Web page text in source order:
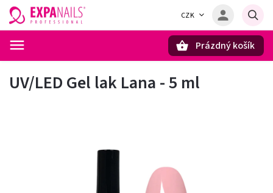
CZK
Prázdný košík
UV/LED Gel lak Lana - 5 ml